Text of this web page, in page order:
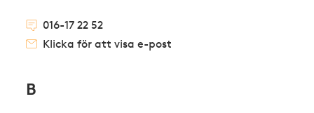
016-17 22 52
Klicka för att visa e-post
B